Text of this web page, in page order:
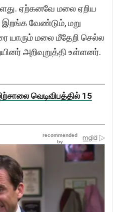
ஏற்கனவே மலை ஏறிய
வேண்டும், மறு
யாரும் மலை மீதேறி செல்ல
அறிவுறுத்தி உள்ளனர்.
வெடிவிபத்தில் 15